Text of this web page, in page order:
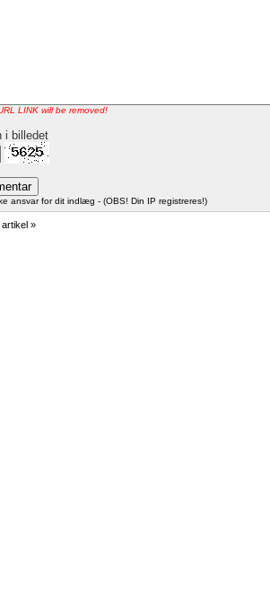
LINK will be removed!
i billedet
ansvar for dit indlæg - (OBS! Din IP registreres!)
»